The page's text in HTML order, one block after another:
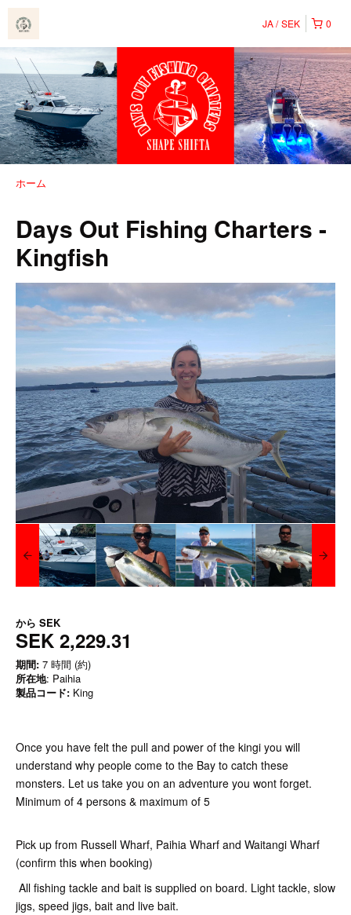
0
JA SEK
ホーム
Days Out Fishing Charters -
Kingfish
から SEK
SEK 2,229.31
期間: 7 時間 (約)
所在地: Paihia
製品コード: King
Once you have felt the pull and power of the kingi you will
understand why people come to the Bay to catch these
monsters. Let us take you on an adventure you wont forget.
Minimum of 4 persons & maximum of 5
Pick up from Russell Wharf, Paihia Wharf and Waitangi Wharf
(confirm this when booking)
All fishing tackle and bait is supplied on board. Light tackle, slow
jigs, speed jigs, bait and live bait.